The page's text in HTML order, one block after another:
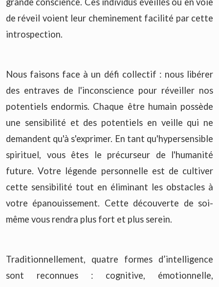
de réveil voient leur cheminement facilité par cette
introspection.
Nous faisons face à un défi collectif : nous libérer
des entraves de l'inconscience pour réveiller nos
potentiels endormis. Chaque être humain possède
une sensibilité et des potentiels en veille qui ne
demandent qu'à s'exprimer. En tant qu'hypersensible
spirituel, vous êtes le précurseur de l'humanité
future. Votre légende personnelle est de cultiver
cette sensibilité tout en éliminant les obstacles à
votre épanouissement. Cette découverte de soi-
même vous rendra plus fort et plus serein.
Traditionnellement, quatre formes d’intelligence
sont reconnues : cognitive, émotionnelle,